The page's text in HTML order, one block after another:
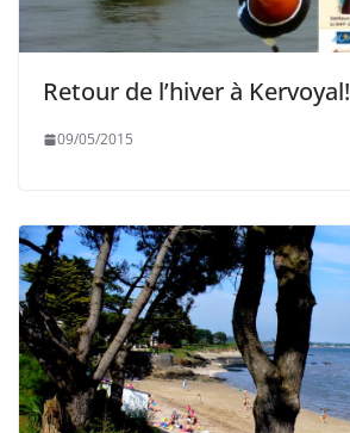
Retour de l’hiver à Kervoyal!
09/05/2015